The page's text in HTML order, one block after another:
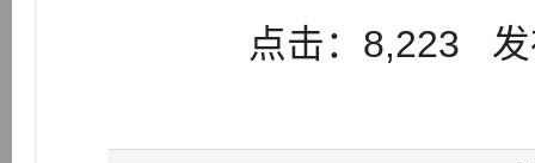
点击：8,223